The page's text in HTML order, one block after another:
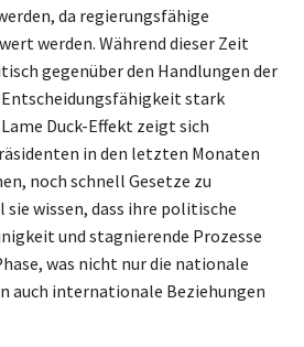
da regierungsfähige
werden. Während dieser Zeit
gegenüber den Handlungen der
stark
Duck-Effekt zeigt sich
in den letzten Monaten
noch schnell Gesetze zu
sie wissen, dass ihre politische
und stagnierende Prozesse
was nicht nur die nationale
auch internationale Beziehungen